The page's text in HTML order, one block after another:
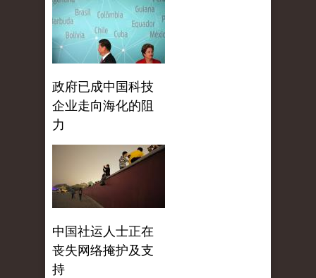
政府已成中国科技
企业走向海化的阻
力
中国社运人士正在
丧失网络掩护及支
持